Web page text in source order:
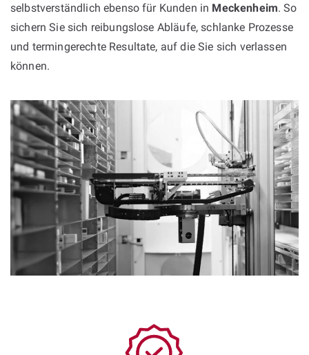
selbstverständlich ebenso für Kunden in Meckenheim. So
sichern Sie sich reibungslose Abläufe, schlanke Prozesse
und termingerechte Resultate, auf die Sie sich verlassen
können.